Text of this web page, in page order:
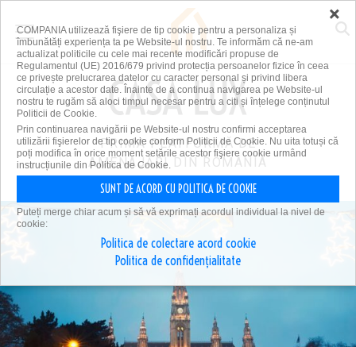
PRIMA PLATFORMĂ DE
AMENAJĂRI DIN ROMÂNIA
×
COMPANIA utilizează fişiere de tip cookie pentru a personaliza și
îmbunătăți experiența ta pe Website-ul nostru. Te informăm că ne-am
actualizat politicile cu cele mai recente modificări propuse de
Regulamentul (UE) 2016/679 privind protecția persoanelor fizice în ceea
ce privește prelucrarea datelor cu caracter personal și privind libera
circulație a acestor date. Înainte de a continua navigarea pe Website-ul
nostru te rugăm să aloci timpul necesar pentru a citi și înțelege conținutul
Politicii de Cookie.
Prin continuarea navigării pe Website-ul nostru confirmi acceptarea
utilizării fişierelor de tip cookie conform Politicii de Cookie. Nu uita totuși că
poți modifica în orice moment setările acestor fişiere cookie urmând
instrucțiunile din Politica de Cookie.
SUNT DE ACORD CU POLITICA DE COOKIE
Puteți merge chiar acum și să vă exprimați acordul individual la nivel de
cookie:
Politica de colectare acord cookie
Politica de confidențialitate